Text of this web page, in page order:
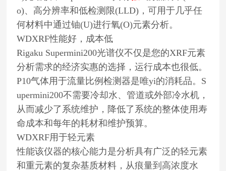
o)、高分辨率和低检测限(LLD)，可用于几乎任
何材料中通过铀(U)进行氧(O)元素分析。
WDXRF性能好，成本低
Rigaku Supermini200光谱仪不仅是您的XRF元素
分析需求的经济实惠的选择，运行成本也很低。
P10气体用于流量比例检测器是唯yi的消耗品。S
upermini200不需要冷却水、管道或外部冷水机，
从而减少了系统维护，降低了系统的整体使用寿
命成本和每年的耗材和维护预算。
WDXRF用于轻元素
性能该仪器的核心能力是分析具有广泛的轻元素
和重元素的复杂基质材料，从痕量到高浓度水